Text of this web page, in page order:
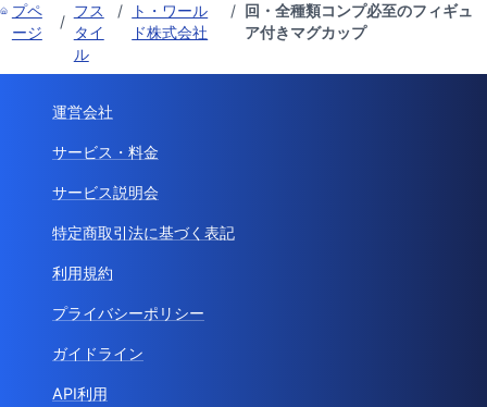
プペ
ージ
/
フス
タイ
ル
/
ト・ワール
ド株式会社
/ 回・全種類コンプ必至のフィギュ
ア付きマグカップ
運営会社
サービス・料金
サービス説明会
特定商取引法に基づく表記
利用規約
プライバシーポリシー
ガイドライン
API利用